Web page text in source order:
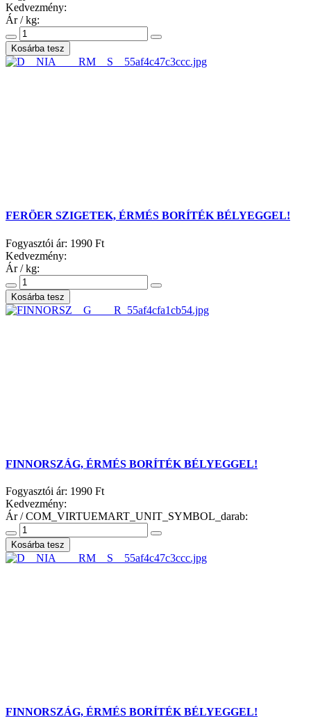
Kedvezmény:
Ár / kg:
FERÖER SZIGETEK, ÉRMÉS BORÍTÉK BÉLYEGGEL!
Fogyasztói ár: 1990 Ft
Kedvezmény:
Ár / kg:
FINNORSZÁG, ÉRMÉS BORÍTÉK BÉLYEGGEL!
Fogyasztói ár: 1990 Ft
Kedvezmény:
Ár / COM_VIRTUEMART_UNIT_SYMBOL_darab:
FINNORSZÁG, ÉRMÉS BORÍTÉK BÉLYEGGEL!